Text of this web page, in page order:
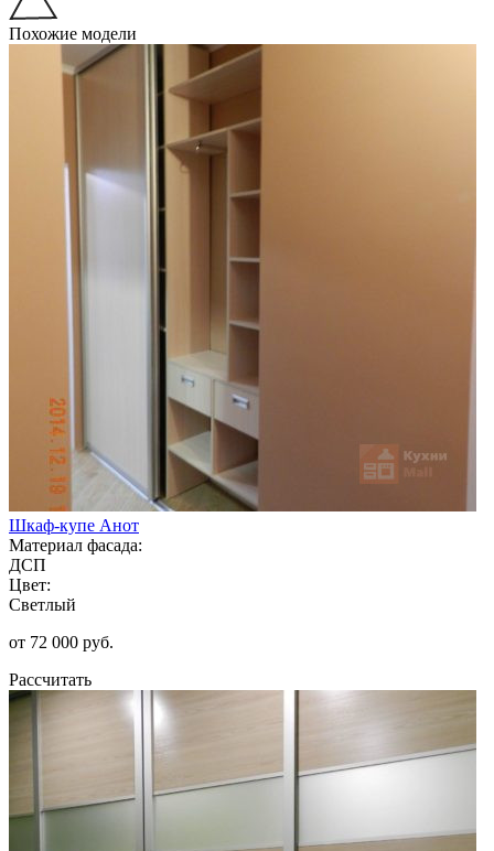
Похожие модели
Шкаф-купе Анот
Материал фасада:
ДСП
Цвет:
Светлый
от 72 000 руб.
Рассчитать